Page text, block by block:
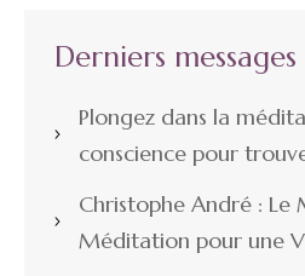
Derniers messages
Plongez dans la
conscience pour
Christophe André : Le
Méditation pour une